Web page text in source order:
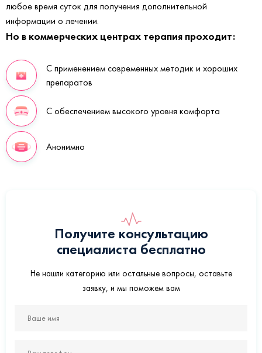
любое время суток для получения дополнительной
информации о лечении.
Но в коммерческих центрах терапия проходит:
С применением современных методик и хороших
препаратов
С обеспечением высокого уровня комфорта
Анонимно
Получите консультацию
специалиста бесплатно
Не нашли категорию или остальные вопросы, оставьте
заявку, и мы поможем вам